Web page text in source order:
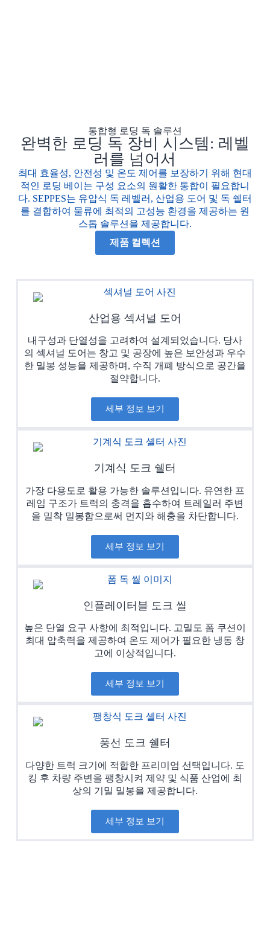
통합형 로딩 독 솔루션
완벽한 로딩 독 장비 시스템: 레벨
러를 넘어서
최대 효율성, 안전성 및 온도 제어를 보장하기 위해 현대
적인 로딩 베이는 구성 요소의 원활한 통합이 필요합니
다. SEPPES는 유압식 독 레벨러, 산업용 도어 및 독 쉘터
를 결합하여 물류에 최적의 고성능 환경을 제공하는 원
스톱 솔루션을 제공합니다.
제품 컬렉션
산업용 섹셔널 도어
내구성과 단열성을 고려하여 설계되었습니다. 당사
의 섹셔널 도어는 창고 및 공장에 높은 보안성과 우수
한 밀봉 성능을 제공하며, 수직 개폐 방식으로 공간을
절약합니다.
세부 정보 보기
기계식 도크 쉘터
가장 다용도로 활용 가능한 솔루션입니다. 유연한 프
레임 구조가 트럭의 충격을 흡수하여 트레일러 주변
을 밀착 밀봉함으로써 먼지와 해충을 차단합니다.
세부 정보 보기
인플레이터블 도크 씰
높은 단열 요구 사항에 최적입니다. 고밀도 폼 쿠션이
최대 압축력을 제공하여 온도 제어가 필요한 냉동 창
고에 이상적입니다.
세부 정보 보기
풍선 도크 쉘터
다양한 트럭 크기에 적합한 프리미엄 선택입니다. 도
킹 후 차량 주변을 팽창시켜 제약 및 식품 산업에 최
상의 기밀 밀봉을 제공합니다.
세부 정보 보기